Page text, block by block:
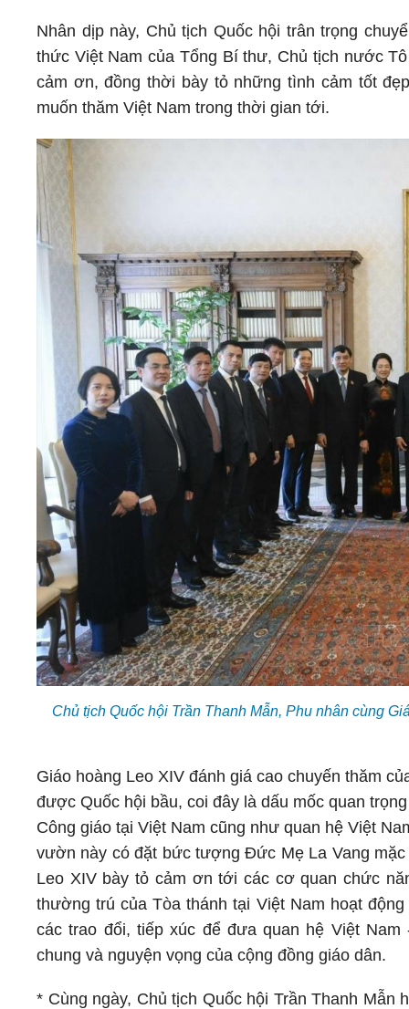
Nhân dịp này, Chủ tịch Quốc hội trân trọng
thức Việt Nam của Tổng Bí thư, Chủ tịch nước
cảm ơn, đồng thời bày tỏ những tình cảm tốt
muốn thăm Việt Nam trong thời gian tới.
Chủ tịch Quốc hội Trần Thanh Mẫn, Phu nhân cùng
Giáo hoàng Leo XIV đánh giá cao chuyến thăm
được Quốc hội bầu, coi đây là dấu mốc quan
Công giáo tại Việt Nam cũng như quan hệ Việt
vườn này có đặt bức tượng Đức Mẹ La Vang
Leo XIV bày tỏ cảm ơn tới các cơ quan chức
thường trú của Tòa thánh tại Việt Nam hoạt
các trao đổi, tiếp xúc để đưa quan hệ Việt
chung và nguyện vọng của cộng đồng giáo dân.
* Cùng ngày, Chủ tịch Quốc hội Trần Thanh